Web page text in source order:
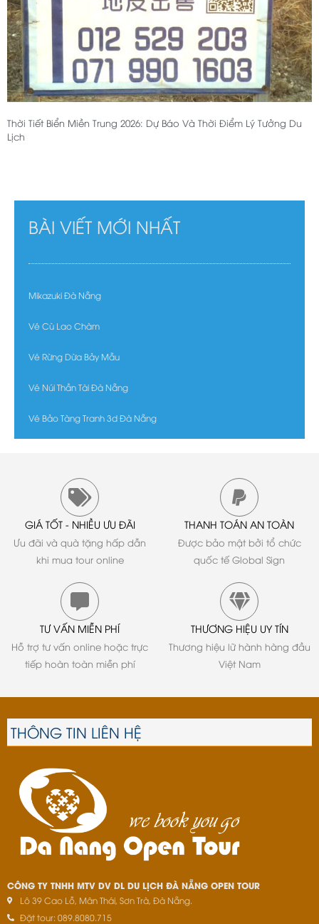
Thời Tiết Biển Miền Trung 2026: Dự Báo Và Thời Điểm Lý Tưởng Du
Lịch
BÀI VIẾT MỚI NHẤT
Mikazuki Đà Nẵng
Vé Cù Lao Chàm
Vé Rừng Dừa Bảy Mẫu
Vé Núi Thần Tài Đà Nẵng
Vé Bảo Tàng Tranh 3d Đà Nẵng
GIÁ TỐT - NHIỀU ƯU ĐÃI
Ưu đãi và quà tặng hấp dẫn
khi mua tour online
THANH TOÁN AN TOÀN
Được bảo mật bởi tổ chức
quốc tế Global Sign
TƯ VẤN MIỄN PHÍ
Hỗ trợ tư vấn online hoặc trực
tiếp hoàn toàn miễn phí
THƯƠNG HIỆU UY TÍN
Thương hiệu lữ hành hàng đầu
Việt Nam
THÔNG TIN LIÊN HỆ
CÔNG TY TNHH MTV DV DL DU LỊCH ĐÀ NẴNG OPEN TOUR
Lô 39 Cao Lỗ, Mân Thái, Sơn Trà, Đà Nẵng.
Đặt tour: 089.8080.715